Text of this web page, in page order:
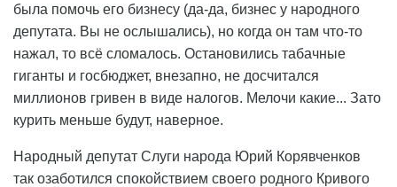
была помочь его бизнесу (да-да, бизнес у народного
депутата. Вы не ослышались), но когда он там что-то
нажал, то всё сломалось. Остановились табачные
гиганты и госбюджет, внезапно, не досчитался
миллионов гривен в виде налогов. Мелочи какие... Зато
курить меньше будут, наверное.
Народный депутат Слуги народа Юрий Корявченков
так озаботился спокойствием своего родного Кривого